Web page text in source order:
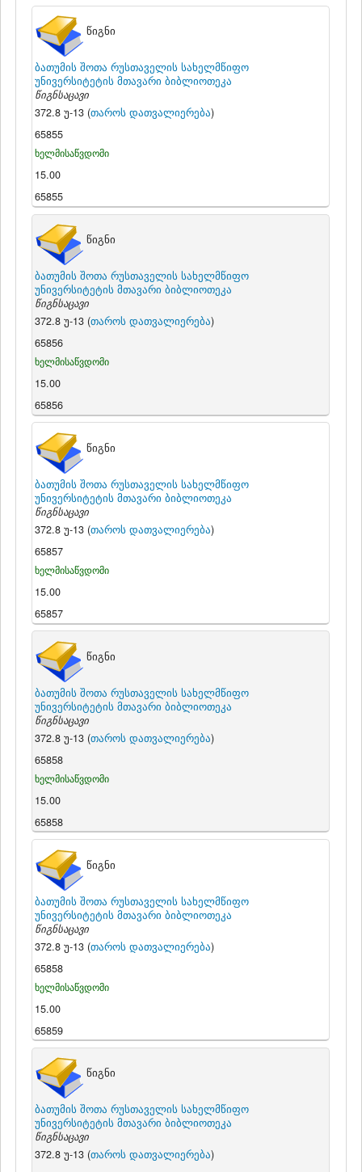
წიგნი
ბათუმის შოთა რუსთაველის სახელმწიფო
უნივერსიტეტის მთავარი ბიბლიოთეკა
წიგნსაცავი
372.8 უ-13 (თაროს დათვალიერება)
65855
ხელმისაწვდომი
15.00
65855
წიგნი
ბათუმის შოთა რუსთაველის სახელმწიფო
უნივერსიტეტის მთავარი ბიბლიოთეკა
წიგნსაცავი
372.8 უ-13 (თაროს დათვალიერება)
65856
ხელმისაწვდომი
15.00
65856
წიგნი
ბათუმის შოთა რუსთაველის სახელმწიფო
უნივერსიტეტის მთავარი ბიბლიოთეკა
წიგნსაცავი
372.8 უ-13 (თაროს დათვალიერება)
65857
ხელმისაწვდომი
15.00
65857
წიგნი
ბათუმის შოთა რუსთაველის სახელმწიფო
უნივერსიტეტის მთავარი ბიბლიოთეკა
წიგნსაცავი
372.8 უ-13 (თაროს დათვალიერება)
65858
ხელმისაწვდომი
15.00
65858
წიგნი
ბათუმის შოთა რუსთაველის სახელმწიფო
უნივერსიტეტის მთავარი ბიბლიოთეკა
წიგნსაცავი
372.8 უ-13 (თაროს დათვალიერება)
65858
ხელმისაწვდომი
15.00
65859
წიგნი
ბათუმის შოთა რუსთაველის სახელმწიფო
უნივერსიტეტის მთავარი ბიბლიოთეკა
წიგნსაცავი
372.8 უ-13 (თაროს დათვალიერება)